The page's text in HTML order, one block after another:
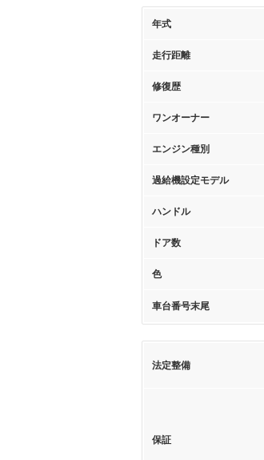
年式
走行距離
修復歴
ワンオーナー
エンジン種別
過給機設定モデル
ハンドル
ドア数
色
車台番号末尾
法定整備
保証